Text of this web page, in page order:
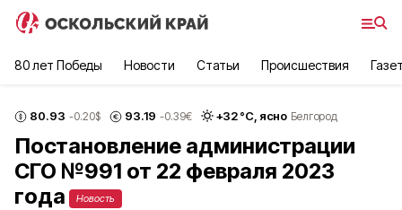
80 лет Победы Новости Статьи Происшествия
80.93 -0.20$ 93.19 -0.39€ +32°С, ясно Белгород
Постановление администрации
СГО №991 от 22 февраля 2023
года
Новость